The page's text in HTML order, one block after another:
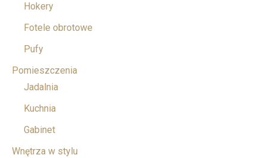
Hokery
Fotele obrotowe
Pufy
Pomieszczenia
Jadalnia
Kuchnia
Gabinet
Wnętrza w stylu